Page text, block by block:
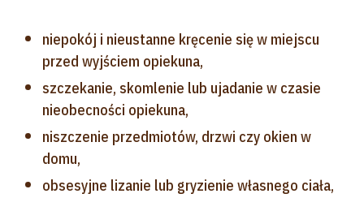
niepokój i nieustanne kręcenie się w miejscu
przed wyjściem opiekuna,
szczekanie, skomlenie lub ujadanie w czasie
nieobecności opiekuna,
niszczenie przedmiotów, drzwi czy okien w
domu,
obsesyjne lizanie lub gryzienie własnego ciała,